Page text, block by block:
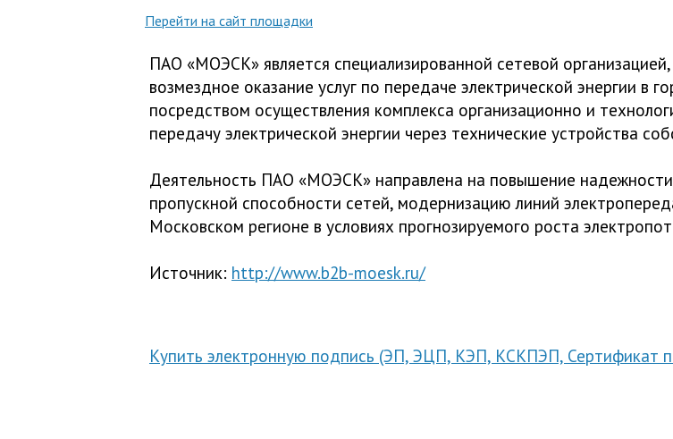
Перейти на сайт площадки
ПАО «МОЭСК» является специализированной сетевой
возмездное оказание услуг по передаче электрической энергии в
посредством осуществления комплекса организационно и
передачу электрической энергии через технические устройства
Деятельность ПАО «МОЭСК» направлена на повышение
пропускной способности сетей, модернизацию линий
Московском регионе в условиях прогнозируемого роста
Источник: http://www.b2b-moesk.ru/
Купить электронную подпись (ЭП, ЭЦП, КЭП, КСКПЭП, Сертификат